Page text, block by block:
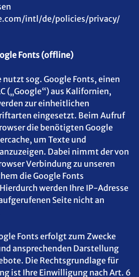
intl/de/policies/privacy/
Fonts (offline)
sog. Google Fonts, einen
(„Google“) aus Kalifornien,
zur einheitlichen
eingesetzt. Beim Aufruf
die benötigten Google
um Texte und
Dabei nimmt der von
Verbindung zu unseren
die Google Fonts
werden Ihre IP-Adresse
Seite nicht an
Fonts erfolgt zum Zwecke
ansprechenden Darstellung
Die Rechtsgrundlage für
ist Ihre Einwilligung nach Art. 6